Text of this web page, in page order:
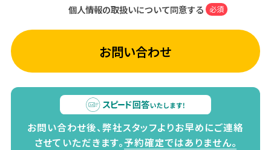
個人情報の取扱いについて同意する 必須
お問い合わせ
お問い合わせ後、弊社スタッフよりお早めにご連絡
させていただきます。予約確定ではありません。